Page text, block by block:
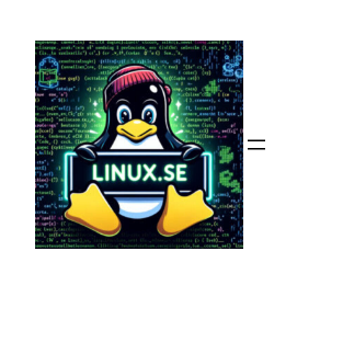
innehåll